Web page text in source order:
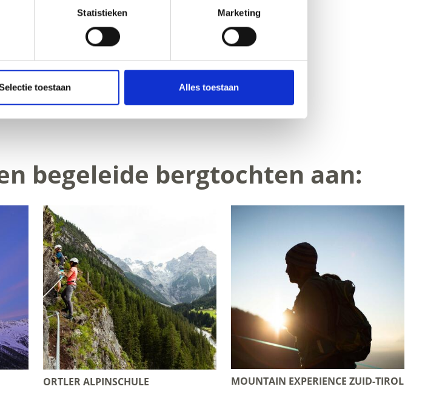
Statistieken Marketing
toestaan Alles toestaan
begeleide bergtochten aan:
ORTLER ALPINSCHULE MOUNTAIN EXPERIENCE ZUID-TIROL